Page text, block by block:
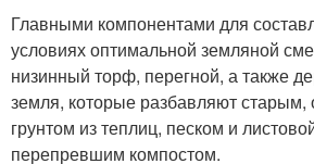
Главными компонентами для
условиях оптимальной земляной
низинный торф, перегной, а также
земля, которые разбавляют старым,
грунтом из теплиц, песком и
перепревшим компостом.